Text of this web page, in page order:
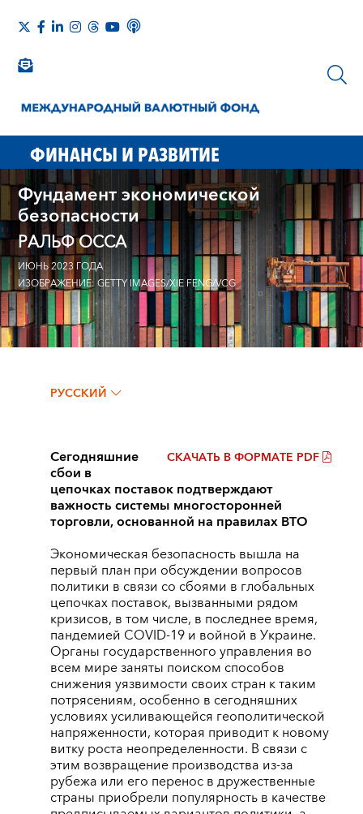
ФИНАНСЫ И РАЗВИТИЕ
Фундамент экономической
безопасности
РАЛЬФ ОССА
ИЮНЬ 2023 ГОДА
ИЗОБРАЖЕНИЕ: GETTY IMAGES/XIE FENG/VCG
РУССКИЙ
СКАЧАТЬ В ФОРМАТЕ PDF
Сегодняшние
сбои в
цепочках поставок подтверждают
важность системы многосторонней
торговли, основанной на правилах ВТО
Экономическая безопасность вышла на
первый план при обсуждении вопросов
политики в связи со сбоями в глобальных
цепочках поставок, вызванными рядом
кризисов, в том числе, в последнее время,
пандемией COVID-19 и войной в Украине.
Органы государственного управления во
всем мире заняты поиском способов
снижения уязвимости своих стран к таким
потрясениям, особенно в сегодняшних
условиях усиливающейся геополитической
напряженности, которая приводит к новому
витку роста неопределенности. В связи с
этим возвращение производства из-за
рубежа или его перенос в дружественные
страны приобрели популярность в качестве